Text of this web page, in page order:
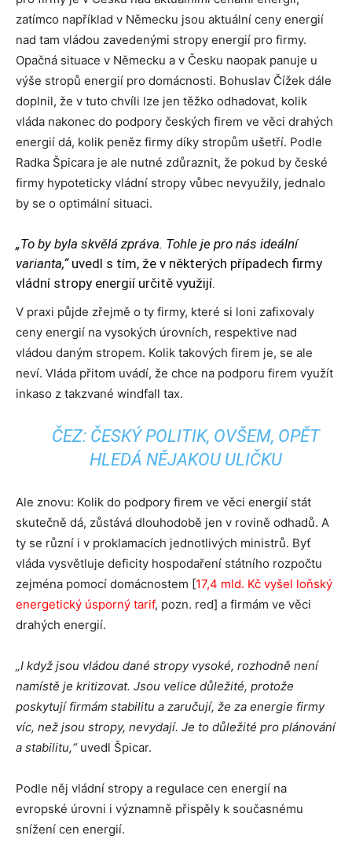
zatímco například v Německu jsou aktuální ceny energií
nad tam vládou zavedenými stropy energií pro firmy.
Opačná situace v Německu a v Česku naopak panuje u
výše stropů energií pro domácnosti. Bohuslav Čížek dále
doplnil, že v tuto chvíli lze jen těžko odhadovat, kolik
vláda nakonec do podpory českých firem ve věci drahých
energií dá, kolik peněz firmy díky stropům ušetří. Podle
Radka Špicara je ale nutné zdůraznit, že pokud by české
firmy hypoteticky vládní stropy vůbec nevyužily, jednalo
by se o optimální situaci.
„To by byla skvělá zpráva. Tohle je pro nás ideální
varianta,“uvedl s tím, že v některých případech firmy
vládní stropy energií určitě využijí.
V praxi půjde zřejmě o ty firmy, které si loni zafixovaly
ceny energií na vysokých úrovních, respektive nad
vládou daným stropem. Kolik takových firem je, se ale
neví. Vláda přitom uvádí, že chce na podporu firem využít
inkaso z takzvané windfall tax.
ČEZ: ČESKÝ POLITIK, OVŠEM, OPĚT
HLEDÁ NĚJAKOU ULIČKU
Ale znovu: Kolik do podpory firem ve věci energií stát
skutečně dá, zůstává dlouhodobě jen v rovině odhadů. A
ty se různí i v proklamacích jednotlivých ministrů. Byť
vláda vysvětluje deficity hospodaření státního rozpočtu
zejména pomocí domácnostem [17,4 mld. Kč vyšel loňský
energetický úsporný tarif, pozn. red] a firmám ve věci
drahých energií.
„I když jsou vládou dané stropy vysoké, rozhodně není
namístě je kritizovat. Jsou velice důležité, protože
poskytují firmám stabilitu a zaručují, že za energie firmy
víc, než jsou stropy, nevydají. Je to důležité pro plánování
a stabilitu,“uvedl Špicar.
Podle něj vládní stropy a regulace cen energií na
evropské úrovni i významně přispěly k současnému
snížení cen energií.